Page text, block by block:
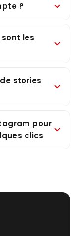
?
les
stories
pour
clics